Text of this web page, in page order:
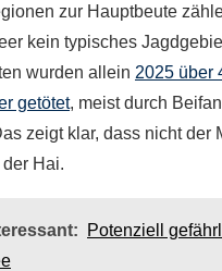
zur Hauptbeute
kein typisches
wurden allein 2025 über
getötet, meist durch
zeigt klar, dass nicht der
Hai.
Potenziell